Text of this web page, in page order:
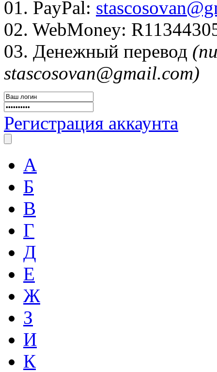
01. PayPal:
02. WebMoney:
03. Денежный перевод
stascosovan@gmail.com)
Регистрация аккаунта
А
Б
В
Г
Д
Е
Ж
З
И
К